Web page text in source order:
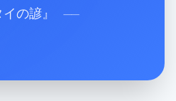
イの諺 』 ──